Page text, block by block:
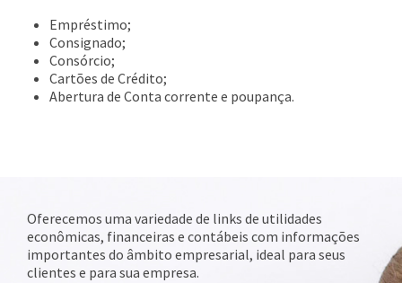
Empréstimo;
Consignado;
Consórcio;
Cartões de Crédito;
Abertura de Conta corrente e poupança.
Oferecemos uma variedade de links de utilidades
econômicas, financeiras e contábeis com informações
importantes do âmbito empresarial, ideal para seus
clientes e para sua empresa.